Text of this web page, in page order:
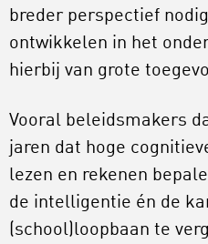
breder perspectief
ontwikkelen in het
hierbij van grote
Vooral beleidsmakers
jaren dat hoge
lezen en rekenen
de intelligentie én de
(school)loopbaan te